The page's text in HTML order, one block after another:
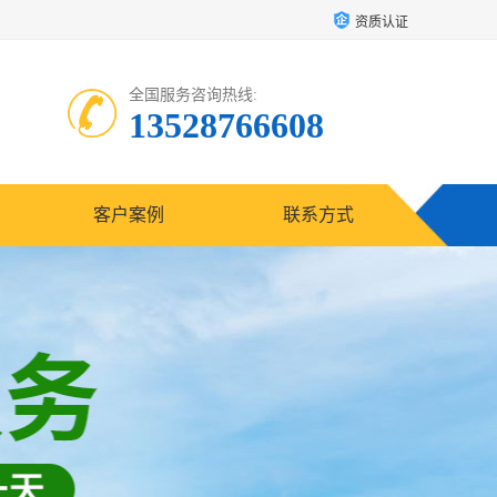
资质认证
全国服务咨询热线:
13528766608
客户案例 联系方式